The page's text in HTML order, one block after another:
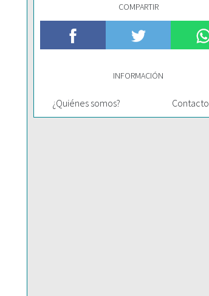
COMPARTIR
INFORMACIÓN
¿Quiénes somos? Contacto